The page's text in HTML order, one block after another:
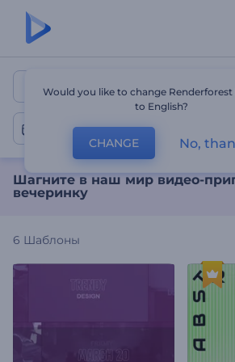
Шагните в наш
Вечеринка
Шагните в наш мир видео-
вечеринку
6 Шаблоны
Would you like to change Renderforest
to English?
CHANGE No,